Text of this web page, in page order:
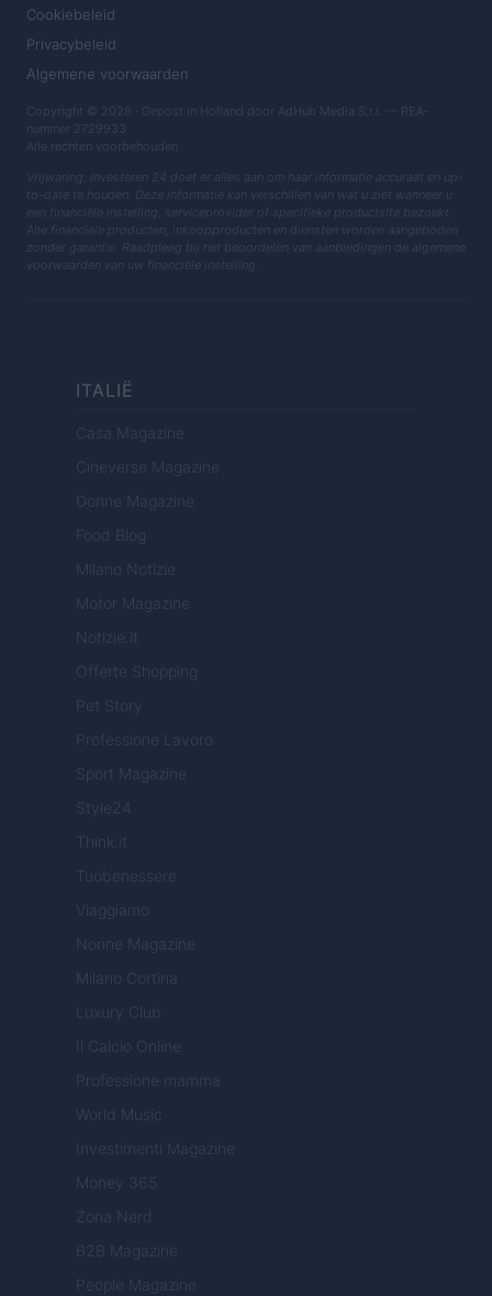
Cookiebeleid
Privacybeleid
Algemene voorwaarden
Copyright © 2026 · Gepost in Holland door AdHub Media S.r.l. — REA-
nummer 2729933
Alle rechten voorbehouden
Vrijwaring: Investeren 24 doet er alles aan om haar informatie accuraat en up-
to-date te houden. Deze informatie kan verschillen van wat u ziet wanneer u
een financiële instelling, serviceprovider of specifieke productsite bezoekt.
Alle financiële producten, inkoopproducten en diensten worden aangeboden
zonder garantie. Raadpleeg bij het beoordelen van aanbiedingen de algemene
voorwaarden van uw financiële instelling.
ITALIË
Casa Magazine
Cineverse Magazine
Donne Magazine
Food Blog
Milano Notizie
Motor Magazine
Notizie.it
Offerte Shopping
Pet Story
Professione Lavoro
Sport Magazine
Style24
Think.it
Tuobenessere
Viaggiamo
Nonne Magazine
Milano Cortina
Luxury Club
Il Calcio Online
Professione mamma
World Music
Investimenti Magazine
Money 365
Zona Nerd
B2B Magazine
People Magazine